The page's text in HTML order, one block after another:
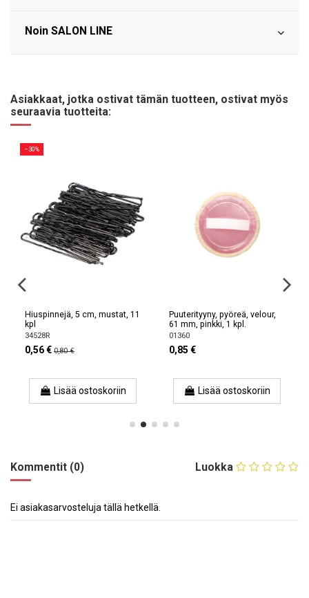
Noin SALON LINE
Asiakkaat, jotka ostivat tämän tuotteen, ostivat myös
seuraavia tuotteita:
−30%
Hiuspinnejä, 5 cm, mustat, 11
kpl
34528R
0,56 € 0,80 €
Lisää ostoskoriin
Puuterityyny, pyöreä, velour,
61 mm, pinkki, 1 kpl.
01360
0,85 €
Lisää ostoskoriin
Luokka
Kommentit (0)
Ei asiakasarvosteluja tällä hetkellä.